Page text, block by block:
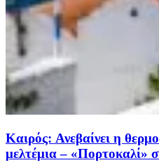
Καιρός: Ανεβαίνει η
μελτέμια – «Πορτοκαλί»